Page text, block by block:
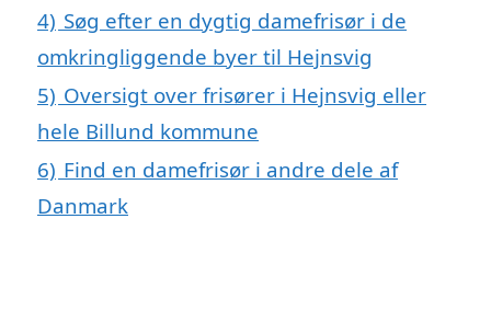
4) Søg efter en dygtig damefrisør i de
omkringliggende byer til Hejnsvig
5) Oversigt over frisører i Hejnsvig eller
hele Billund kommune
6) Find en damefrisør i andre dele af
Danmark